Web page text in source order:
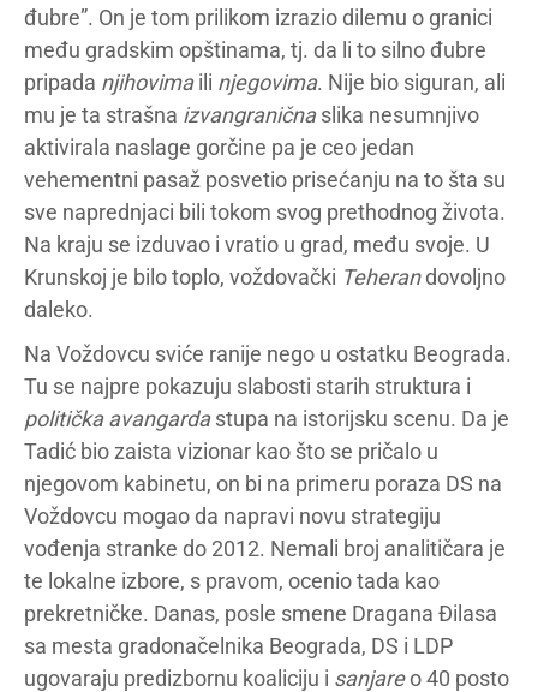
đubre”. On je tom prilikom izrazio dilemu o granici
među gradskim opštinama, tj. da li to silno đubre
pripada njihovimaili njegovima. Nije bio siguran, ali
mu je ta strašna izvangraničnaslika nesumnjivo
aktivirala naslage gorčine pa je ceo jedan
vehementni pasaž posvetio prisećanju na to šta su
sve naprednjaci bili tokom svog prethodnog života.
Na kraju se izduvao i vratio u grad, među svoje. U
Krunskoj je bilo toplo, voždovački Teherandovoljno
daleko.
Na Voždovcu sviće ranije nego u ostatku Beograda.
Tu se najpre pokazuju slabosti starih struktura i
politička avangardastupa na istorijsku scenu. Da je
Tadić bio zaista vizionar kao što se pričalo u
njegovom kabinetu, on bi na primeru poraza DS na
Voždovcu mogao da napravi novu strategiju
vođenja stranke do 2012. Nemali broj analitičara je
te lokalne izbore, s pravom, ocenio tada kao
prekretničke. Danas, posle smene Dragana Đilasa
sa mesta gradonačelnika Beograda, DS i LDP
ugovaraju predizbornu koaliciju i sanjareo 40 posto